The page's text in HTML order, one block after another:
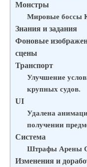
Монстры
Мировые боссы
Знания и задания
Фоновые
сцены
Транспорт
Улучшение
крупных судов.
UI
Удалена
получении
Система
Штрафы Арены
Изменения и